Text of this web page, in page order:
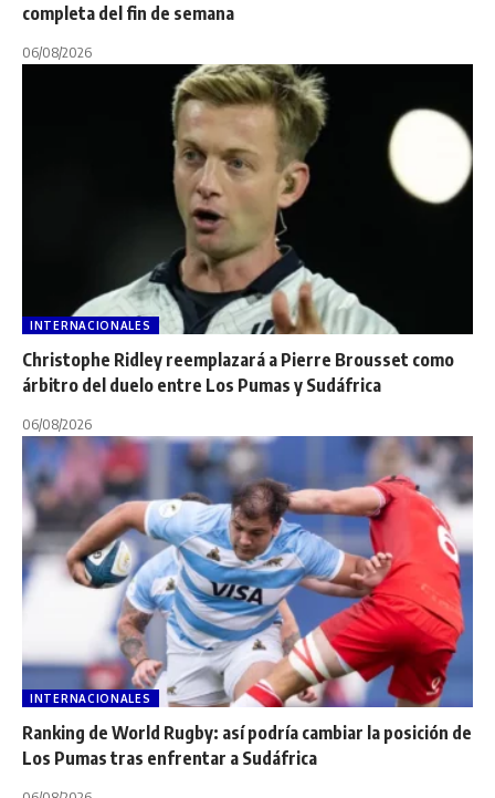
completa del fin de semana
06/08/2026
INTERNACIONALES
Christophe Ridley reemplazará a Pierre Brousset como
árbitro del duelo entre Los Pumas y Sudáfrica
06/08/2026
INTERNACIONALES
Ranking de World Rugby: así podría cambiar la posición de
Los Pumas tras enfrentar a Sudáfrica